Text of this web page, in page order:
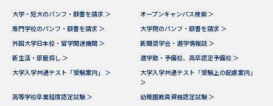
学問発見 学問検索
大学で学びたい学問発見
大学・短大のパンフ・願書を請求 ＞
オープンキャンパス検索 ＞
専門学校のパンフ・願書を請求 ＞
大学院のパンフ・願書を請求 ＞
外国大学日本校・留学関連機関 ＞
新聞奨学会・進学情報誌 ＞
新生活・部屋探し ＞
進学塾・予備校、高卒認定予備校 ＞
大学入学共通テスト「受験案内」 ＞
大学入学共通テスト「受験上の配慮案内」
＞
高等学校卒業程度認定試験 ＞
幼稚園教員資格認定試験 ＞